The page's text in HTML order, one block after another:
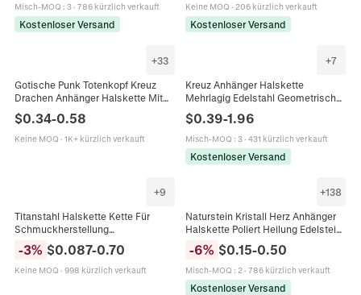
Misch-MOQ : 3· 786 kürzlich verkauft
Kostenloser Versand
Keine MOQ · 206 kürzlich verkauft
Kostenloser Versand
+33
Gotische Punk Totenkopf Kreuz
Drachen Anhänger Halskette Mit
Edelstahlkette Retro Silber Herren
Damen
$0.34-0.58
Keine MOQ · 1K+ kürzlich verkauft
+7
Kreuz Anhänger Halskette
Mehrlagig Edelstahl Geometrisch
Damen Herren
$0.39-1.96
Misch-MOQ : 3· 431 kürzlich verkauft
Kostenloser Versand
+9
Titanstahl Halskette Kette Für
Schmuckherstellung
Minimalistisch Gold Silber Plattiert
Schlange Link Kreuz Kette Für
Damen Herren
-3% $0.087-0.70
Keine MOQ · 998 kürzlich verkauft
+138
Naturstein Kristall Herz Anhänger
Halskette Poliert Heilung Edelstein
Schmuck Mit Schwarzer
Lederkordel Für Damen Herren
-6% $0.15-0.50
Misch-MOQ : 2· 786 kürzlich verkauft
Kostenloser Versand